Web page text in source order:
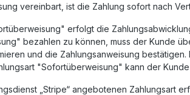
vereinbart, ist die Zahlung sofort nach
erfolgt die
bezahlen zu können, muss der Kunde
und die Zahlungsanweisung
"Sofortüberweisung" kann der
„Stripe“ angebotenen Zahlungsart